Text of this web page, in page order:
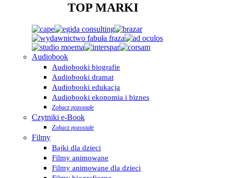
TOP MARKI
Audiobook
Audiobooki biografie
Audiobooki dramat
Audiobooki edukacja
Audiobooki ekonomia i biznes
Zobacz pozostałe
Czytniki e-Book
Zobacz pozostałe
Filmy
Bajki dla dzieci
Filmy animowane
Filmy animowane dla dzieci